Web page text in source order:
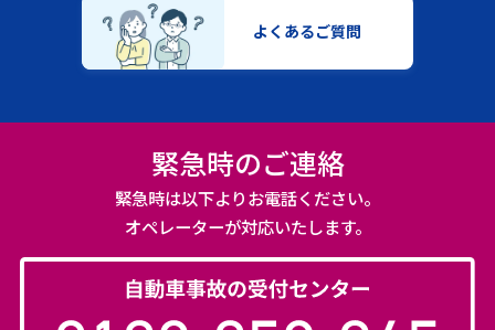
よくあるご質問
緊急時のご連絡
緊急時は以下よりお電話ください。
オペレーターが対応いたします。